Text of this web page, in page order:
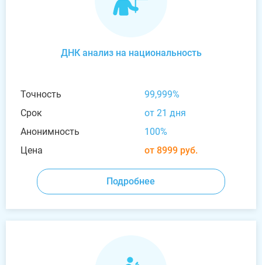
ДНК анализ на национальность
Точность
99,999%
Срок
от 21 дня
Анонимность
100%
Цена
от 8999 руб.
Подробнее